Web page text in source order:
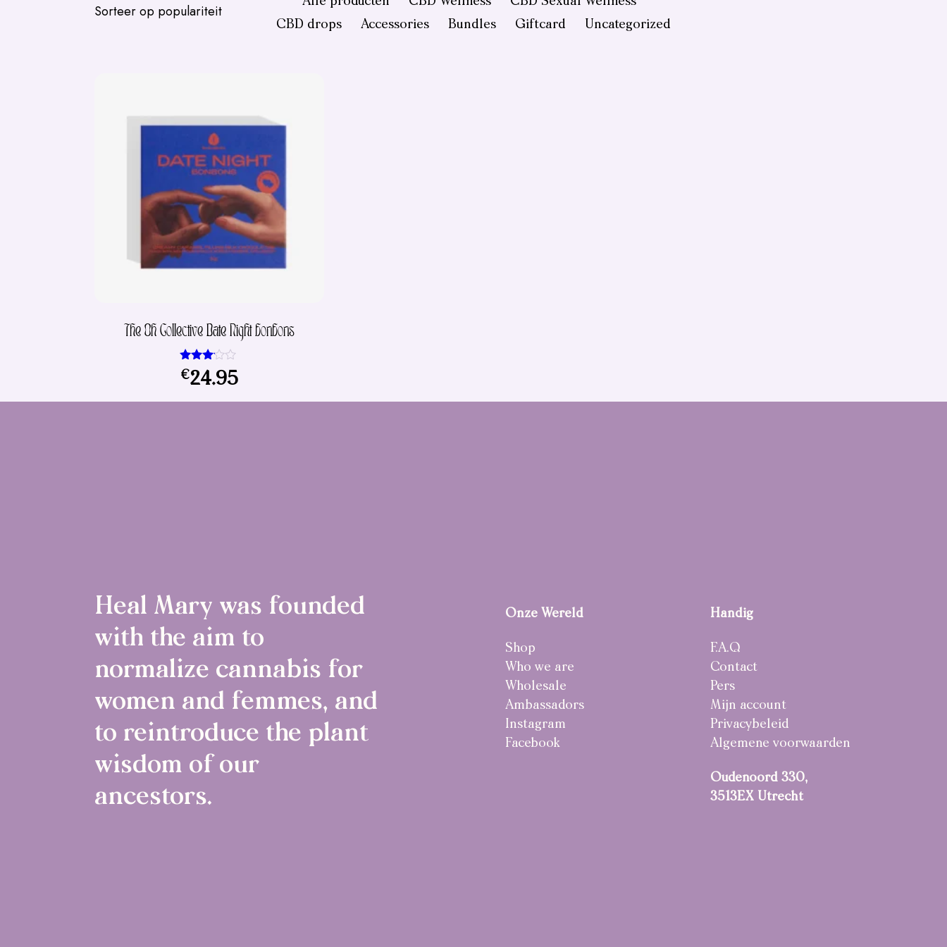
CBD drops
Accessories Bundles Giftcard Uncategorized
The Oh Collective Date Night bonbons
Waarde
ring
uit 5
€24.95
Heal Mary was founded
with the aim to
normalize cannabis for
women and femmes, and
to reintroduce the plant
wisdom of our
ancestors.
Onze Wereld
Shop
Who we are
Wholesale
Ambassadors
Instagram
Facebook
Handig
F.A.Q
Contact
Pers
Mijn account
Privacybeleid
Algemene voorwaarden
Oudenoord 330,
3513EX Utrecht